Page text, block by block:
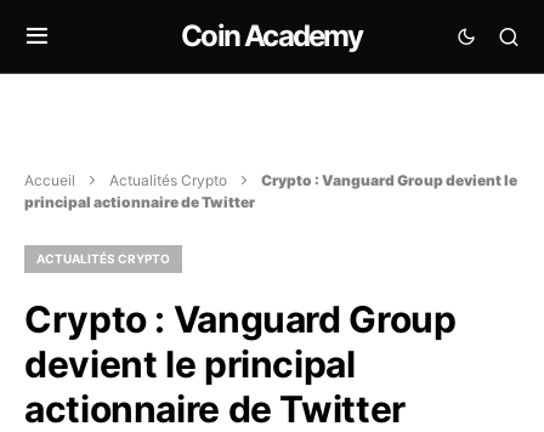
Coin Academy
Accueil Actualités Crypto
Crypto : Vanguard Group devient le
principal actionnaire de Twitter
ACTUALITÉS CRYPTO
Crypto : Vanguard Group
devient le principal
actionnaire de Twitter